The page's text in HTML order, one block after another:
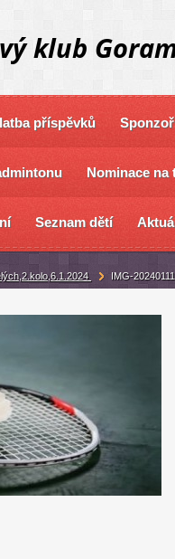
klub
příspěvků
Nominace na
Seznam dětí
IMG-